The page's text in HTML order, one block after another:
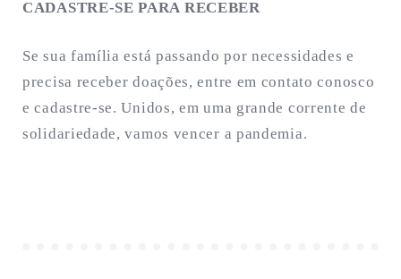
CADASTRE-SE PARA RECEBER
Se sua família está passando por necessidades e
precisa receber doações, entre em contato conosco
e cadastre-se. Unidos, em uma grande corrente de
solidariedade, vamos vencer a pandemia.